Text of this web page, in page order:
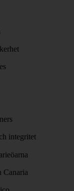
integritet
Canaria